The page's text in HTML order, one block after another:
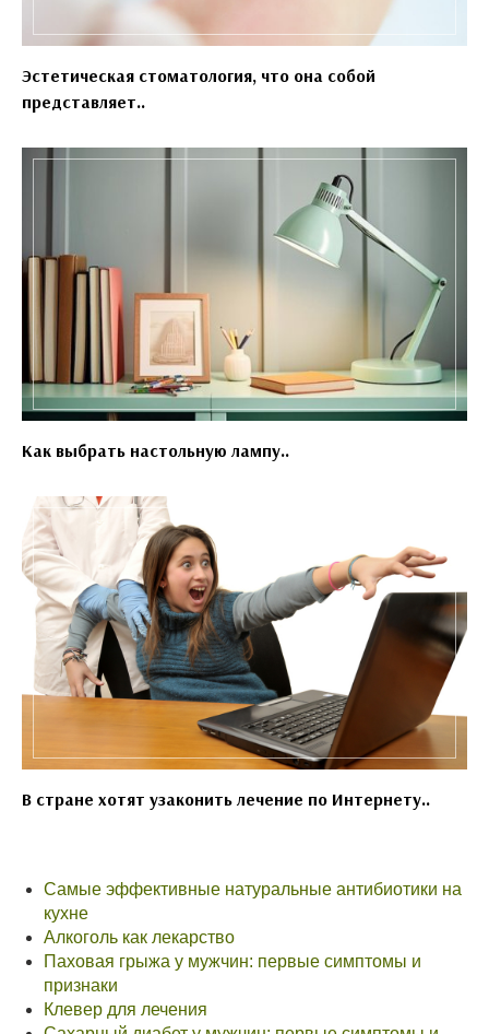
Эстетическая стоматология, что она собой
представляет..
Как выбрать настольную лампу..
В стране хотят узаконить лечение по Интернету..
Самые эффективные натуральные антибиотики на
кухне
Алкоголь как лекарство
Паховая грыжа у мужчин: первые симптомы и
признаки
Клевер для лечения